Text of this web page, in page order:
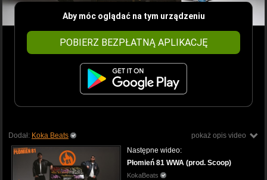
Aby móc oglądać na tym urządzeniu
POBIERZ BEZPŁATNĄ APLIKACJĘ
pokaż opis video
Dodał: Koka Beats
Następne wideo:
Płomień 81 WWA (prod. Scoop)
KokaBeats